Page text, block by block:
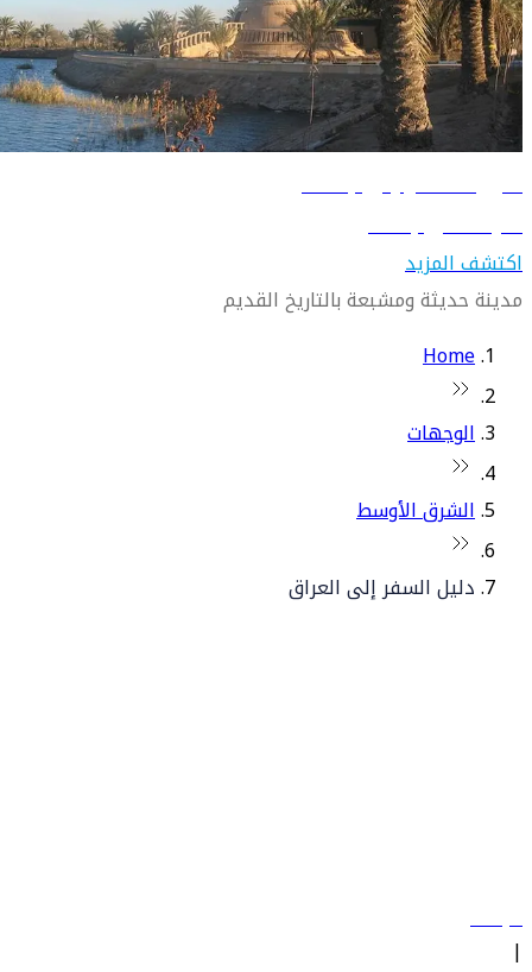
دليل السفر إلى بغداد
تعرّف على بغداد
اكتشف المزيد
مدينة حديثة ومشبعة بالتاريخ القديم
Home
الوجهات
الشرق الأوسط
دليل السفر إلى العراق
سياساتنا
|